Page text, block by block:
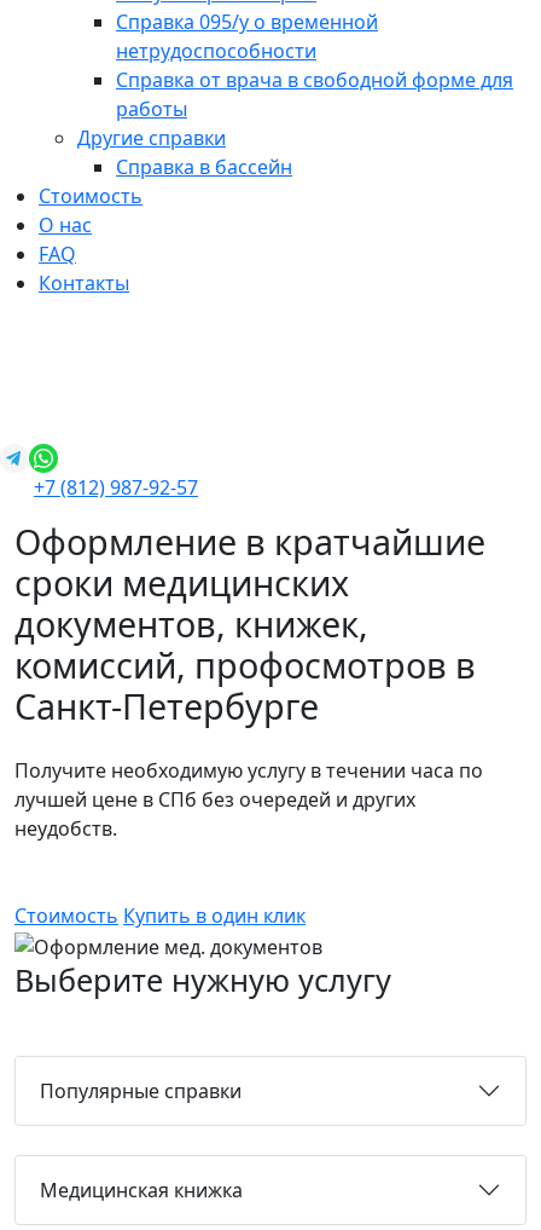
Справка 095/у о временной
нетрудоспособности
Справка от врача в свободной форме для
работы
Другие справки
Справка в бассейн
Стоимость
О нас
FAQ
Контакты
+7 (812) 987-92-57
Оформление в кратчайшие
сроки медицинских
документов, книжек,
комиссий, профосмотров в
Санкт-Петербурге
Получите необходимую услугу в течении часа по
лучшей цене в СПб без очередей и других
неудобств.
Стоимость Купить в один клик
Выберите нужную услугу
Популярные справки
Медицинская книжка